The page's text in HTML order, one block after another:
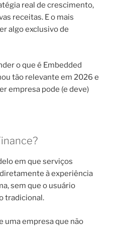
real de crescimento,
receitas. E o mais
algo exclusivo de
o que é Embedded
tão relevante em 2026 e
empresa pode (e deve)
em que serviços
à experiência
sem que o usuário
tradicional.
uma empresa que não